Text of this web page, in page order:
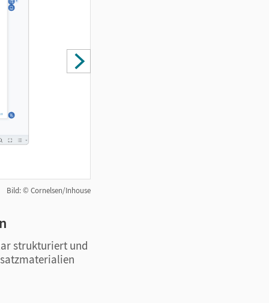
Bild: © Cornelsen/Inhouse
strukturiert und